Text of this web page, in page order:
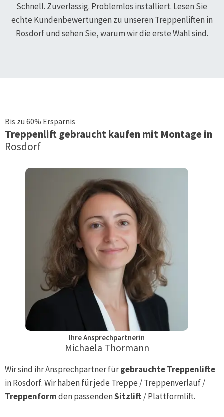
Schnell. Zuverlässig. Problemlos installiert. Lesen Sie
echte Kundenbewertungen zu unseren Treppenliften in
Rosdorfund sehen Sie, warum wir die erste Wahl sind.
Bis zu 60% Ersparnis
Treppenliftgebraucht kaufen mit Montage in
Rosdorf
Ihre Ansprechpartnerin
Michaela Thormann
Wir sind ihr Ansprechpartner fürgebrauchte Treppenlifte
inRosdorf. Wir haben für jede Treppe / Treppenverlauf /
Treppenformden passendenSitzlift/ Plattformlift.